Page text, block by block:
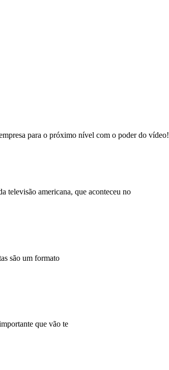
para o próximo nível com o poder do vídeo!
televisão americana, que aconteceu no
são um formato
que vão te